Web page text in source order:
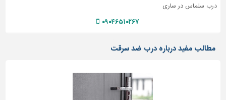
برقی،روشنایی،ایمنی
و
درب سلماس در ساری
۰۹۰۴۶۵۱۰۲۶۷
مطالب مفید درباره درب ضد سرقت